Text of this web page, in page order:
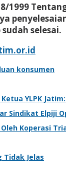
1999
selesai.
konsumen
YLPK
Sindikat Elpiji
Koperasi
Tidak Jelas